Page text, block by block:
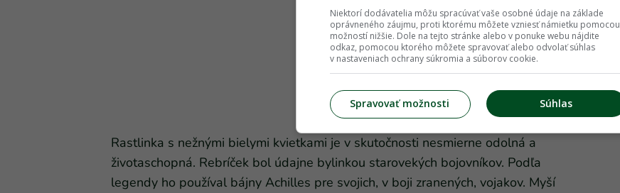
Rastlinka s nežnými bielymi kvietkami je v skutočnosti nesmierne odolná a
životaschopná. Rebríček bol údajne bylinkou starovekých bojovníkov. Podľa
legendy ho používal bájny Achilles pre svojich, v boji zranených, vojakov. Myší
Niektorí dodávatelia môžu spracúvať vaše osobné údaje na základe
oprávneného záujmu, proti ktorému môžete vzniesť námietku pomocou
možností nižšie. Dole na tejto stránke alebo v ponuke webu nájdite
odkaz, pomocou ktorého môžete spravovať alebo odvolať súhlas
v nastaveniach ochrany súkromia a súborov cookie.
Súhlas
Spravovať možnosti